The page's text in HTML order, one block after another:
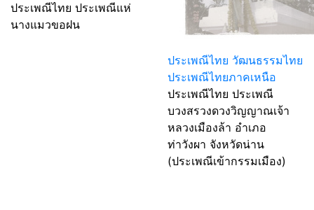
ประเพณีไทย ประเพณีแห่
นางแมวขอฝน
ประเพณีไทย วัฒนธรรมไทย
ประเพณีไทยภาคเหนือ
ประเพณีไทย ประเพณี
บวงสรวงดวงวิญญาณเจ้า
หลวงเมืองล้า อำเภอ
ท่าวังผา จังหวัดน่าน
(ประเพณีเข้ากรรมเมือง)